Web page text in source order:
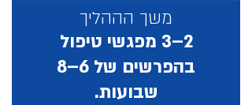
משך הההליך
2–3 מפגשי טיפול
בהפרשים של 6–8
שבועות.